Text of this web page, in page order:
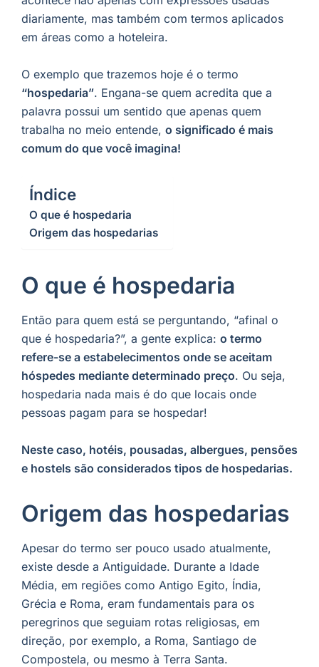
diariamente, mas também com termos aplicados
em áreas como a hoteleira.
O exemplo que trazemos hoje é o termo
“hospedaria”. Engana-se quem acredita que a
palavra possui um sentido que apenas quem
trabalha no meio entende, o significado é mais
comum do que você imagina!
Índice
O que é hospedaria
Origem das hospedarias
O que é hospedaria
Então para quem está se perguntando, “afinal o
que é hospedaria?”, a gente explica: o termo
refere-se a estabelecimentos onde se aceitam
hóspedes mediante determinado preço. Ou seja,
hospedaria nada mais é do que locais onde
pessoas pagam para se hospedar!
Neste caso, hotéis, pousadas, albergues, pensões
e hostels são considerados tipos de hospedarias.
Origem das hospedarias
Apesar do termo ser pouco usado atualmente,
existe desde a Antiguidade. Durante a Idade
Média, em regiões como Antigo Egito, Índia,
Grécia e Roma, eram fundamentais para os
peregrinos que seguiam rotas religiosas, em
direção, por exemplo, a Roma, Santiago de
Compostela, ou mesmo à Terra Santa.